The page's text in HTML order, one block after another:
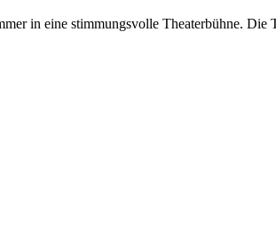
in eine stimmungsvolle Theaterbühne.